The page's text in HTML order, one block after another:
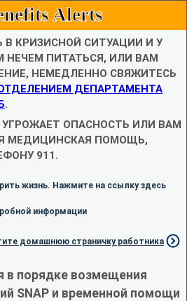
Alerts
В КРИЗИСНОЙ СИТУАЦИИ И У
НЕЧЕМ ПИТАТЬСЯ, ИЛИ ВАМ
НЕМЕДЛЕННО СВЯЖИТЕСЬ
ДЕПАРТАМЕНТА
.
ОПАСНОСТЬ ИЛИ ВАМ
МЕДИЦИНСКАЯ ПОМОЩЬ,
911.
жизнь. Нажмите на ссылку здесь
информации
домашнюю страничку работника
в порядке возмещения
SNAP и временной помощи